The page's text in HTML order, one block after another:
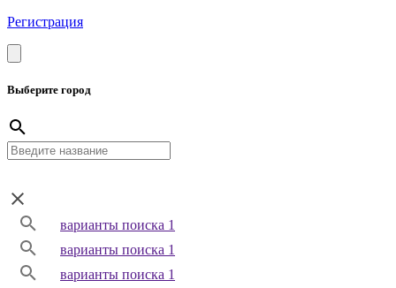
Регистрация
Выберите город
варианты поиска 1
варианты поиска 1
варианты поиска 1